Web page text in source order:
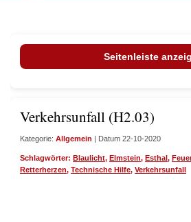
Verkehrsunfall (H2.03)
Kategorie: Allgemein | Datum 22-10-2020
Schlagwörter: Blaulicht, Elmstein, Esthal ,
Retterherzen, Technische Hilfe, Verkehrsunfall
Seitenleiste